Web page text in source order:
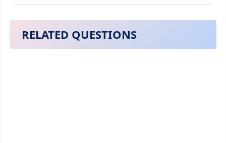
RELATED QUESTIONS